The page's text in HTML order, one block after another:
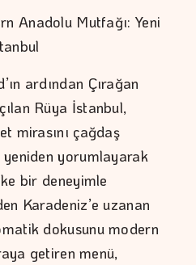
Anadolu Mutfağı: Yeni
ardından Çırağan
Rüya İstanbul,
mirasını çağdaş
yeniden yorumlayarak
bir deneyimle
Karadeniz’e uzanan
dokusunu modern
getiren menü,